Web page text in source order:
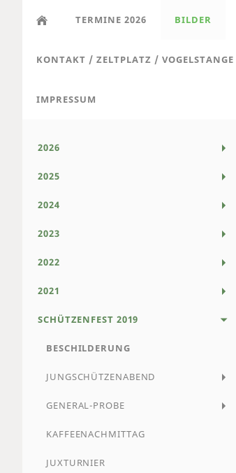
TERMINE 2026 BILDER
KONTAKT / ZELTPLATZ / VOGELSTANGE
IMPRESSUM
2026
2025
2024
2023
2022
2021
SCHÜTZENFEST 2019
BESCHILDERUNG
JUNGSCHÜTZENABEND
GENERAL-PROBE
KAFFEENACHMITTAG
JUXTURNIER